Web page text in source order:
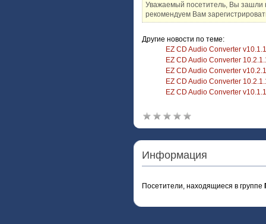
Уважаемый посетитель, Вы зашли
рекомендуем Вам
Другие новости по теме:
EZ CD Audio Converter
EZ CD Audio Converter
EZ CD Audio Converter
EZ CD Audio Converter
EZ CD Audio Converter
Информация
Посетители, находящиеся в группе